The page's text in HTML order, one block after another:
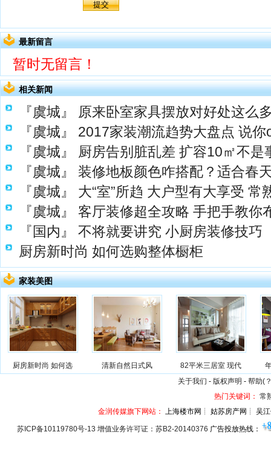
最新留言
暂时无留言！
相关新闻
『虞城』
原来卧室家具摆放对好处这么
『虞城』
2017家装潮流趋势大盘点 说
『虞城』
厨房告别脏乱差 扩容10㎡不是
『虞城』
装修地板颜色咋搭配？适合春
『虞城』
大“室”所趋 大户型有大享受 常
『虞城』
客厅装修超全攻略 手把手教你
『国内』
不将就要讲究 小厨房装修技巧
厨房新时尚 如何选购整体橱柜
家装美图
厨房新时尚 如何选 清新自然日式风 82平米三居室 现代
关于我们 - 版权声明 - 帮助(
热门关键词： 常
金润传媒旗下网站： 上海楼市网┊ 姑苏房产网┊ 吴
苏ICP备10119780号-13 增值业务许可证：苏B2-20140376 广告投放热线：